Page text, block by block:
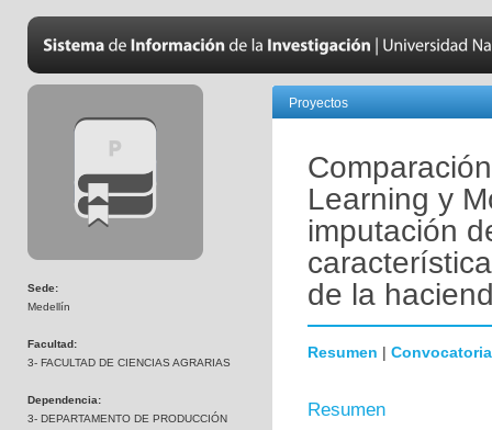
Sede:
Medellín
Facultad:
3- FACULTAD DE CIENCIAS AGRARIAS
Dependencia:
3- DEPARTAMENTO DE PRODUCCIÓN
Proyectos
Learning y
imputación
de la
Resumen | Convocatoria
Resumen